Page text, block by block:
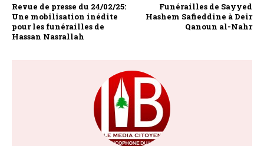
Revue de presse du 24/02/25:
Une mobilisation inédite
pour les funérailles de
Hassan Nasrallah
Funérailles de Sayyed
Hashem Safieddine à Deir
Qanoun al-Nahr